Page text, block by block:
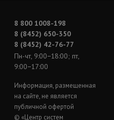
8 800 1008-198
8 (8452) 650-350
8 (8452) 42-76-77
Пн-чт, 9:00−18:00; пт,
9:00−17:00
Информация, размещенная
на сайте, не является
публичной офертой
© «Центр систем